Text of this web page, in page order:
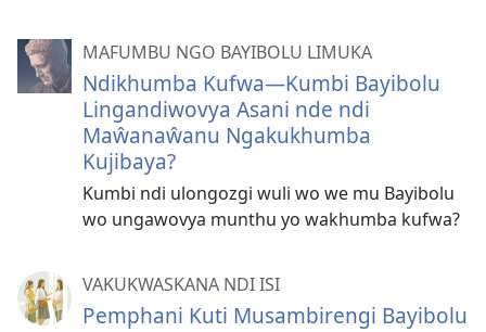
MAFUMBU NGO BAYIBOLU LIMUKA
Ndikhumba Kufwa—Kumbi Bayibolu
Lingandiwovya Asani nde ndi
Maŵanaŵanu Ngakukhumba
Kujibaya?
Kumbi ndi ulongozgi wuli wo we mu Bayibolu
wo ungawovya munthu yo wakhumba kufwa?
VAKUKWASKANA NDI ISI
Pemphani Kuti Musambirengi Bayibolu